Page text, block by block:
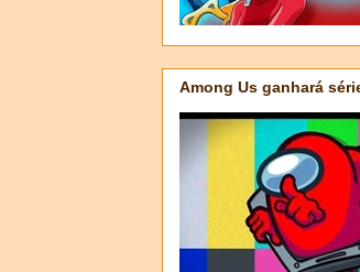
Among Us ganhará